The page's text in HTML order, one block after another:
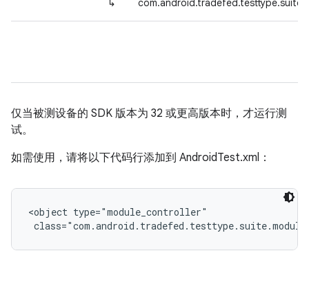
↳
仅当被测设备的 SDK 版本为 32 或更高版本时，才运行测
试。
如需使用，请将以下代码行添加到 AndroidTest.xml：
<object type="module_controller"